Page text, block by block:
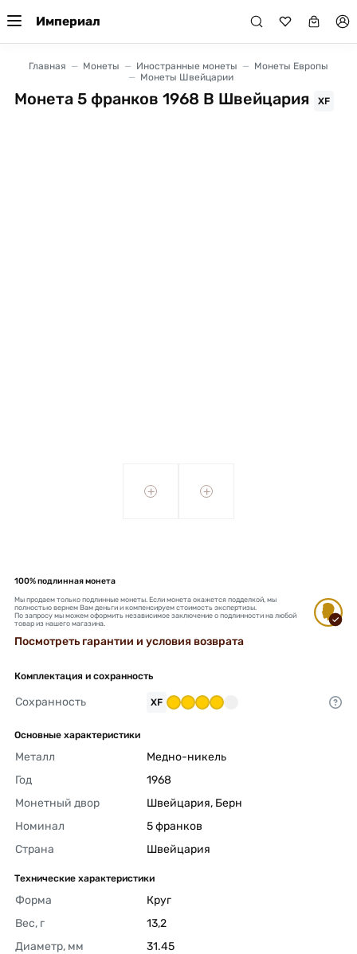
Империал
Главная Монеты Иностранные монеты
Монеты Европы
Монеты Швейцарии
Монета 5 франков 1968 B Швейцария XF
+ +
100% подлинная монета
Мы продаем только подлинные монеты. Если монета окажется подделкой, мы
полностью вернем Вам деньги и компенсируем стоимость экспертизы.
По запросу мы можем оформить независимое заключение о подлинности на любой
товар из нашего магазина.
Посмотреть гарантии и условия возврата
Комплектация и сохранность
Сохранность XF
Основные характеристики
Металл
Медно-никель
Год
1968
Монетный двор
Швейцария, Берн
Номинал
5 франков
Страна
Швейцария
Технические характеристики
Форма
Круг
Вес, г
13,2
Диаметр, мм
31.45